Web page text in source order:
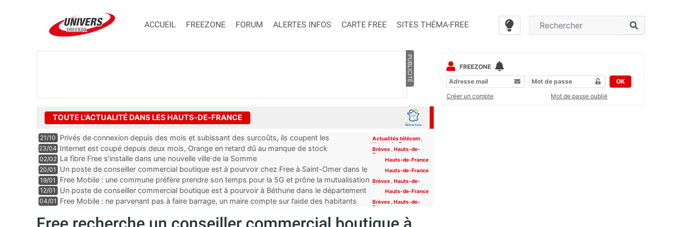
ACCUEIL FREEZONE FORUM ALERTES INFOS CARTE FREE SITES THÉMA-FREE
PUBLICITÉ
TOUTE L'ACTUALITÉ DANS LES HAUTS-DE-FRANCE
21/10
Privés de connexion depuis des mois et subissant des surcoûts, ils coupent les
prélèvements d’Orange
Actualités télécom
Hauts-de-France
23/04 Internet est coupé depuis deux mois, Orange en retard dû au manque de stock Brèves ,Hauts-de-
France
02/02 La fibre Free s’installe dans une nouvelle ville de la Somme Hauts-de-France
20/01
Un poste de conseiller commercial boutique est à pourvoir chez Free à Saint-Omer dans le
département du Pas-de-Calais
Hauts-de-France
19/01 Free Mobile : une commune préfère prendre son temps pour la 5G et prône la mutualisation Brèves ,Hauts-de-
France
12/01
Un poste de conseiller commercial boutique est à pourvoir à Béthune dans le département
du Pas-de-Calais
Hauts-de-France
04/01 Free Mobile : ne parvenant pas à faire barrage, un maire compte sur l’aide des habitants Brèves ,Hauts-de-
France
FREEZONE
OK
Créer un compte
Mot de passe oublié